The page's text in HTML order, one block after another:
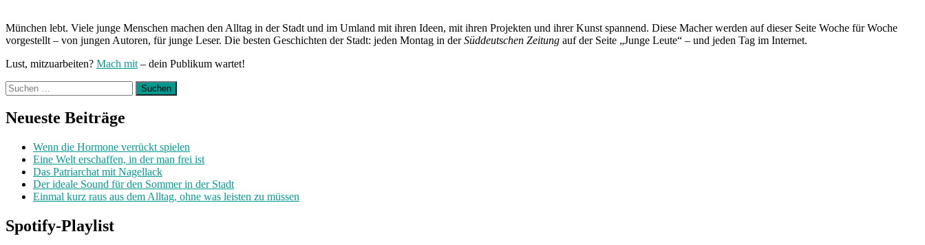
Veronika“
München lebt. Viele junge Menschen machen den Alltag in der Stadt und im Umland mit ihren Ideen, mit ihren Projekten und ihrer Kunst spannend. Diese Macher werden auf dieser Seite Woche für Woche
vorgestellt – von jungen Autoren, für junge Leser. Die besten Geschichten der Stadt: jeden Montag in derSüddeutschen Zeitung auf der Seite „Junge Leute“ – und jeden Tag im Internet.
Lust, mitzuarbeiten? Mach mit – dein Publikum wartet!
Suchen
nach:
Neueste Beiträge
Wenn die Hormone verrückt spielen
Eine Welt erschaffen, in der man frei ist
Das Patriarchat mit Nagellack
Der ideale Sound für den Sommer in der Stadt
Einmal kurz raus aus dem Alltag, ohne was leisten zu müssen
Spotify-Playlist